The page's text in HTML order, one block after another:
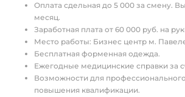
Оплата сдельная до 5 000 за смену.
месяц.
Заработная плата от 60 000 руб. на
Место работы: Бизнес центр м.
Бесплатная форменная одежда.
Ежегодные медицинские справки за
Возможности для
повышения квалификации.